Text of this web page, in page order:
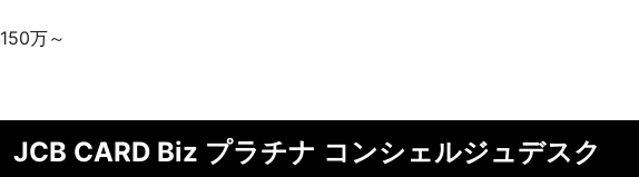
150万～
JCB CARD Biz プラチナ コンシェルジュデスク